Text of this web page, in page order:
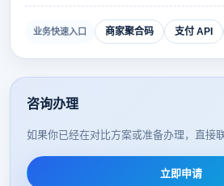
业务快速入口 商家聚合码 支付 API
咨询办理
如果你已经在对比方案或准备办理，直接
立即申请